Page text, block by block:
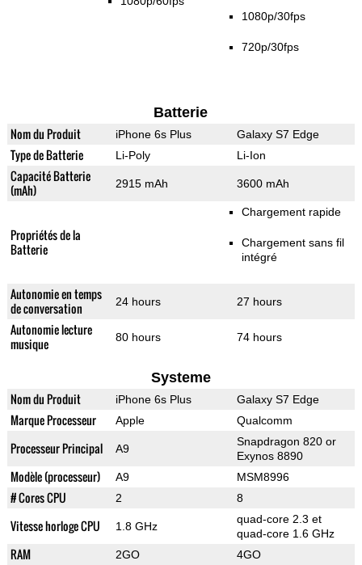
1080p/30fps
720p/30fps
Batterie
Nom du Produit iPhone 6s Plus Galaxy S7 Edge
Type de Batterie Li-Poly Li-Ion
Capacité Batterie
(mAh)
2915 mAh 3600 mAh
Propriétés de la
Batterie
Chargement rapide
Chargement sans fil
intégré
Autonomie en temps
de conversation
24 hours 27 hours
Autonomie lecture
musique
80 hours 74 hours
Systeme
Nom du Produit iPhone 6s Plus Galaxy S7 Edge
Marque Processeur Apple Qualcomm
Processeur Principal A9
Snapdragon 820 or
Exynos 8890
Modèle (processeur) A9 MSM8996
# Cores CPU 2 8
Vitesse horloge CPU 1.8 GHz
quad-core 2.3 et
quad-core 1.6 GHz
RAM 2GO 4GO